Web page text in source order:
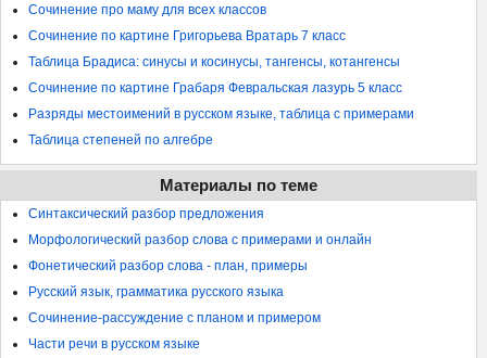
Сочинение про маму для всех классов
Сочинение по картине Григорьева Вратарь 7 класс
Таблица Брадиса: синусы и косинусы, тангенсы, котангенсы
Сочинение по картине Грабаря Февральская лазурь 5 класс
Разряды местоимений в русском языке, таблица с примерами
Таблица степеней по алгебре
Материалы по теме
Синтаксический разбор предложения
Морфологический разбор слова с примерами и онлайн
Фонетический разбор слова - план, примеры
Русский язык, грамматика русского языка
Сочинение-рассуждение с планом и примером
Части речи в русском языке